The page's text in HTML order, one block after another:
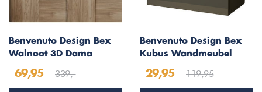
Benvenuto Design Bex
Walnoot 3D Dama
69,95 339,-
Benvenuto Design Bex
Kubus Wandmeubel
29,95 119,95